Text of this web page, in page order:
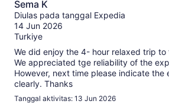
charming canals, and great atmosphere
and taking photos. Torcello offered a
peaceful experience, providing a nice
parts of Venice. The guides were
throughout the trip, sharing useful
while keeping the tour moving
enjoyable and efficient way to
unique islands of the Venetian Lagoon.
to anyone visi
dari
10
Sema K
Diulas pada tanggal Expedia
14 Jun 2026
Turkiye
We did enjoy the 4- hour relaxed trip to
We appreciated tge reliability of the
However, next time please indicate the
clearly. Thanks
Tanggal aktivitas: 13 Jun 2026